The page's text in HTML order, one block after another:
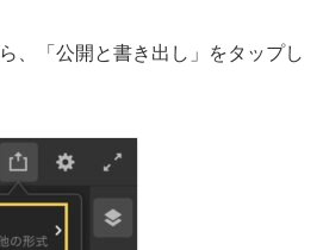
、「公開と書き出し」をタップし